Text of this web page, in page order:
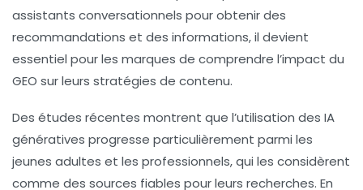
assistants conversationnels pour obtenir des
recommandations et des informations, il devient
essentiel pour les marques de comprendre l’impact du
GEO sur leurs stratégies de contenu.
Des études récentes montrent que l’utilisation des IA
génératives progresse particulièrement parmi les
jeunes adultes et les professionnels, qui les considèrent
comme des sources fiables pour leurs recherches. En